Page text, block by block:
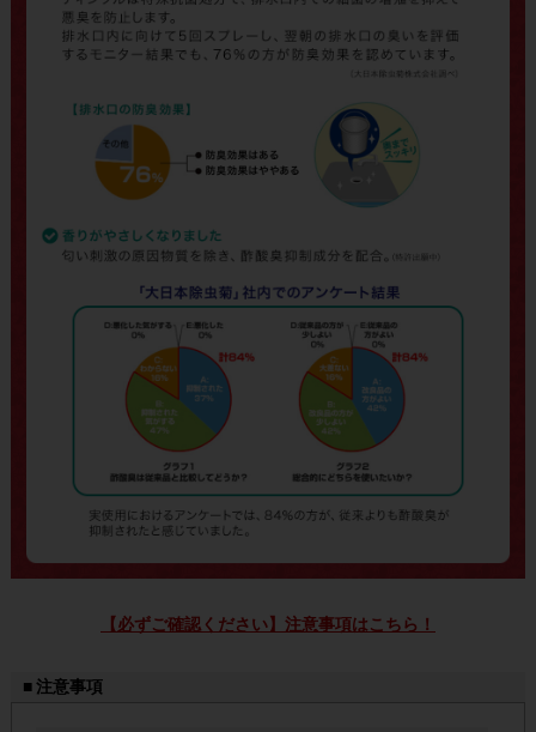
【必ずご確認ください】注意事項はこちら！
■ 注意事項